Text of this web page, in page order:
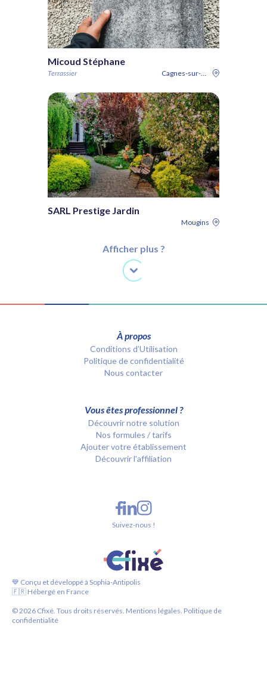
Micoud Stéphane
Terrassier Cagnes-sur-Mer
SARL Prestige Jardin
Mougins
Afficher plus ?
À propos
Conditions d’Utilisation
Politique de confidentialité
Nous contacter
Vous êtes professionnel ?
Découvrir notre solution
Nos formules / tarifs
Ajouter votre établissement
Découvrir l'affiliation
💙 Conçu et développé à Sophia-Antipolis
🇫🇷 Hébergé en France
©2026 Cfixé. Tous droits réservés. Mentions légales. Politique de
confidentialité
Suivez-nous !